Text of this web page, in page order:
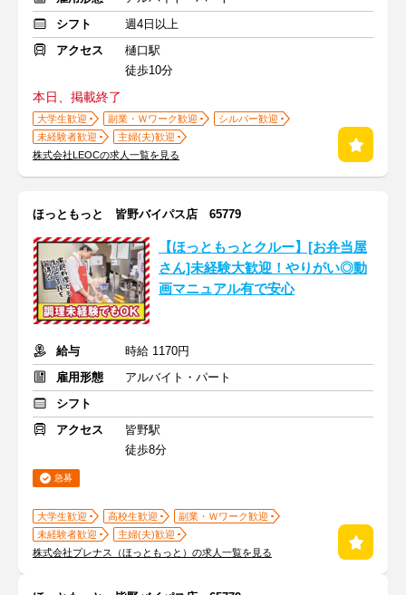
シフト
週4日以上
アクセス
樋口駅
徒歩10分
本日、掲載終了
大学生歓迎 副業・Ｗワーク歓迎
シルバー歓迎
未経験者歓迎
主婦(夫)歓迎
株式会社LEOCの求人一覧を見る
ほっともっと 皆野バイパス店 65779
【ほっともっとクルー】[お弁当屋
さん]未経験大歓迎！やりがい◎動
画マニュアル有で安心
給与
時給 1170円
雇用形態
アルバイト・パート
シフト
アクセス
皆野駅
徒歩8分
急募
大学生歓迎 高校生歓迎
副業・Ｗワーク歓迎
未経験者歓迎
主婦(夫)歓迎
株式会社プレナス（ほっともっと）の求人一覧を見る